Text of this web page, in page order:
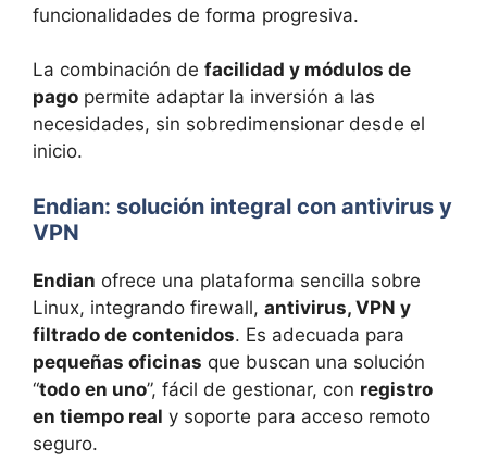
funcionalidades de forma progresiva.
La combinación de facilidad y módulos de
pago permite adaptar la inversión a las
necesidades, sin sobredimensionar desde el
inicio.
Endian: solución integral con antivirus y
VPN
Endian ofrece una plataforma sencilla sobre
Linux, integrando firewall, antivirus, VPN y
filtrado de contenidos. Es adecuada para
pequeñas oficinas que buscan una solución
“todo en uno”, fácil de gestionar, con registro
en tiempo real y soporte para acceso remoto
seguro.